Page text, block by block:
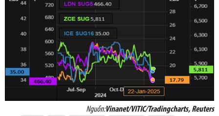
Nguồn:Vinanet/VITIC/Tradingcharts, Reuters